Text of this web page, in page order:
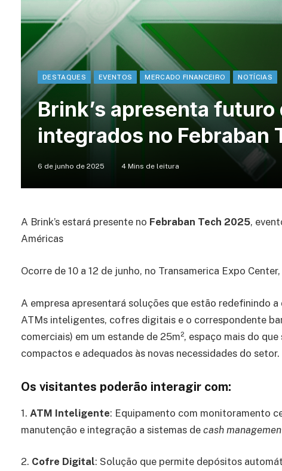
DESTAQUES EVENTOS MERCADO FINANCEIRO NOTÍCIAS
Brink’s apresenta
integrados no Febraban
6 de junho de 2025 4 Mins de leitura
A Brink’s estará presente no Febraban Tech 2025,
Américas
Ocorre de 10 a 12 de junho, no Transamerica Expo
A empresa apresentará soluções que estão redefinindo
ATMs inteligentes, cofres digitais e o correspondente
comerciais) em um estande de 25m², espaço mais do
compactos e adequados às novas necessidades do setor.
Os visitantes poderão interagir com:
1. ATM Inteligente: Equipamento com monitoramento
manutenção e integração a sistemas de cash
2. Cofre Digital: Solução que permite depósitos